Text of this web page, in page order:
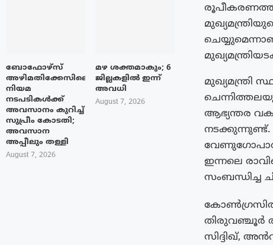
മുഖ്യമന്ത്രി
ആഭ്യന്തര
നടക്കുന്നുണ്ട്.
ഇന്നലെ
സംബന്ധിച്ച
തിരുവഞ്ചൂർ
സിദ്ദിഖ്,
ബോഫോഴ്‌സ്
അഴിമതിക്കേസിലെ
നിയമ
നടപടികൾക്ക്
അവസാനം കുറിച്ച്
സുപ്രീം കോടതി;
അവസാന
അപ്പീലും തള്ളി
August 7, 2026
മഴ ശക്തമാകും; 6
ജില്ലകളിൽ ഇന്ന്
അവധി
August 7, 2026